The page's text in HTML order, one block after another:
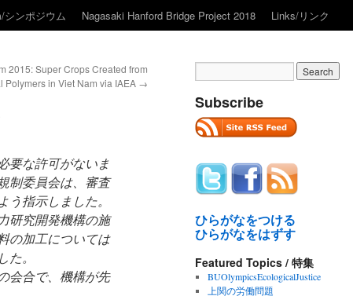
シンポジウム Nagasaki Hanford Bridge Project 2018 Links/リンク
2015: Super Crops Created from
Polymers in Viet Nam via IAEA →
要な許可がないま
制委員会は、審査
指示しました。
研究開発機構の施
の加工については
。
会合で、機構が先
Subscribe
ひらがなをつける
ひらがなをはずす
Featured Topics / 特集
BUOlympicsEcologicalJustice
上関の労働問題